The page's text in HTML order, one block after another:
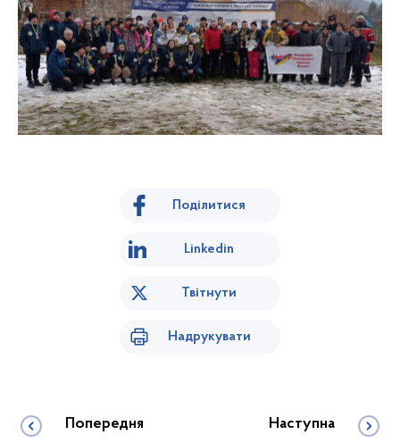
Поділитися
Linkedin
Твітнути
Надрукувати
Попередня Наступна